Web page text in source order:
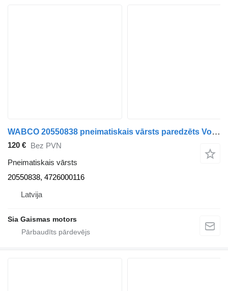
WABCO 20550838 pneimatiskais vārsts paredzēts Volvo 8700 autobusa
120 € Bez PVN
Pneimatiskais vārsts
20550838, 4726000116
Latvija
Sia Gaismas motors